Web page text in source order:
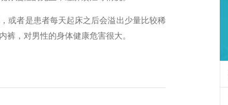
或者是患者每天起床之后会溢出少量比较稀
裤，对男性的身体健康危害很大。